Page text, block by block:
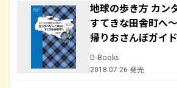
地球の歩き方 カン
すてきな田舎町へ
帰りおさんぽガイ
D-Books
2018.07.26 発売